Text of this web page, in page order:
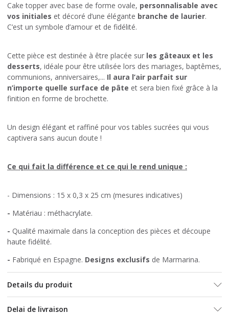
Cake topper avec base de forme ovale, personnalisable avec
vos initiales et décoré d’une élégante branche de laurier.
C’est un symbole d’amour et de fidélité.
Cette pièce est destinée à être placée sur les gâteaux et les
desserts, idéale pour être utilisée lors des mariages, baptêmes,
communions, anniversaires,... Il aura l’air parfait sur
n’importe quelle surface de pâte et sera bien fixé grâce à la
finition en forme de brochette.
Un design élégant et raffiné pour vos tables sucrées qui vous
captivera sans aucun doute !
Ce qui fait la différence et ce qui le rend unique :
- Dimensions : 15 x 0,3 x 25 cm (mesures indicatives)
- Matériau : méthacrylate.
- Qualité maximale dans la conception des pièces et découpe
haute fidélité.
- Fabriqué en Espagne. Designs exclusifs de Marmarina.
Details du produit
Delai de livraison